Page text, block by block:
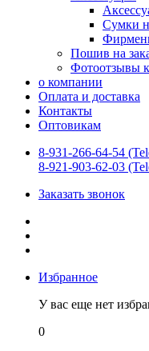
Сумки
Пошив на
Фотоотзывы
о компании
Оплата и доставка
Контакты
Оптовикам
8-931-266-64-54
8-921-903-62-03
Заказать звонок
Избранное
У вас еще нет
0